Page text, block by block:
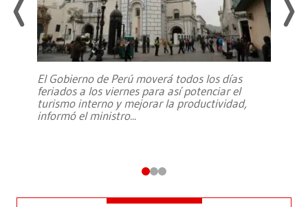
El Gobierno de Perú moverá todos los días
feriados a los viernes para así potenciar el
turismo interno y mejorar la productividad,
informó el ministro...